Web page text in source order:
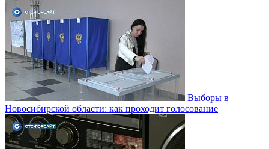
Выборы в
Новосибирской области: как проходит голосование